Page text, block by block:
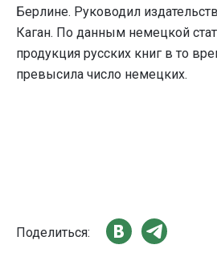
Берлине. Руководил
Каган. По данным немецкой
продукция русских книг в то
превысила число немецких.
Поделиться: